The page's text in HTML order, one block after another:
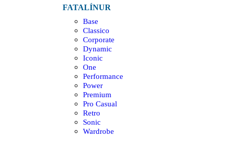
FATALÍNUR
Base
Classico
Corporate
Dynamic
Iconic
One
Performance
Power
Premium
Pro Casual
Retro
Sonic
Wardrobe